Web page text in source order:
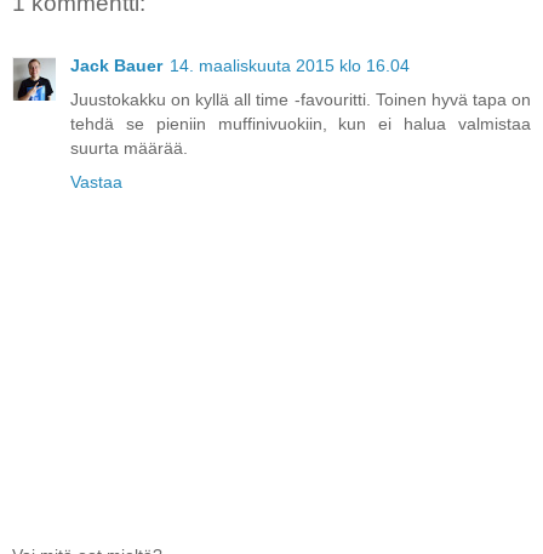
Jack Bauer 14. maaliskuuta 2015 klo 16.04
Juustokakku on kyllä all time -favouritti. Toinen hyvä tapa on
tehdä se pieniin muffinivuokiin, kun ei halua valmistaa
suurta määrää.
Vastaa